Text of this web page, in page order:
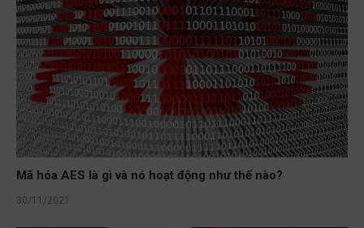
Mã hóa AES là gì và nó hoạt động như thế nào?
30/11/2021